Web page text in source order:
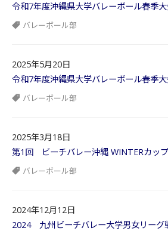
令和7年度沖縄県大学バレーボール春季
バレーボール部
2025年5月20日
令和7年度沖縄県大学バレーボール春季
バレーボール部
2025年3月18日
第1回 ビーチバレー沖縄 WINTERカッ
バレーボール部
2024年12月12日
2024 九州ビーチバレー大学男女リー